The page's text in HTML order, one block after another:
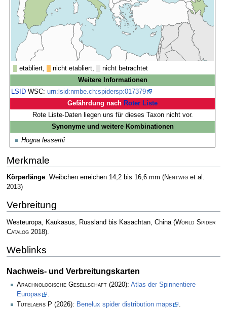
etabliert, nicht etabliert,
nicht betrachtet
Weitere Informationen
LSID WSC:urn:lsid:nmbe.ch:spidersp:017379
Gefährdung nach Roter Liste
Rote Liste-Daten liegen uns für dieses Taxon nicht vor.
Synonyme und weitere Kombinationen
Hogna lessertii
Merkmale
Körperlänge: Weibchen erreichen 14,2 bis 16,6 mm (Nentwiget al.
2013)
Verbreitung
Westeuropa, Kaukasus, Russland bis Kasachtan, China (World Spider
Catalog2018).
Weblinks
Nachweis- und Verbreitungskarten
Arachnologische Gesellschaft (2020): Atlas der Spinnentiere
Europas
.
Tutelaers P (2026): Benelux spider distribution maps
.